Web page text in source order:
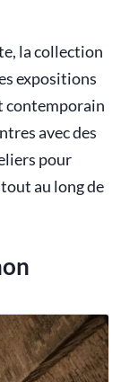
la collection
expositions
contemporain
avec des
pour
au long de